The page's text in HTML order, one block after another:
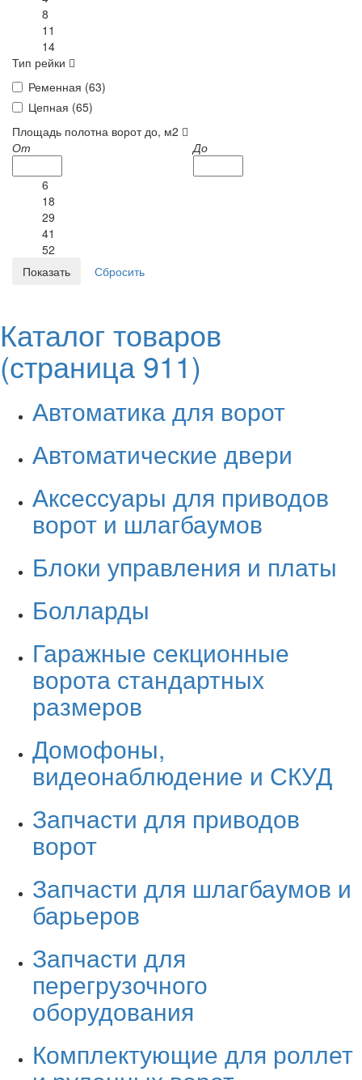
8
11
14
Тип рейки
Ременная (63)
Цепная (65)
Площадь полотна ворот до, м2
От
До
6
18
29
41
52
Каталог товаров
(страница 911)
Автоматика для ворот
Автоматические двери
Аксессуары для приводов
ворот и шлагбаумов
Блоки управления и платы
Болларды
Гаражные секционные
ворота стандартных
размеров
Домофоны,
видеонаблюдение и СКУД
Запчасти для приводов
ворот
Запчасти для шлагбаумов и
барьеров
Запчасти для
перегрузочного
оборудования
Комплектующие для роллет